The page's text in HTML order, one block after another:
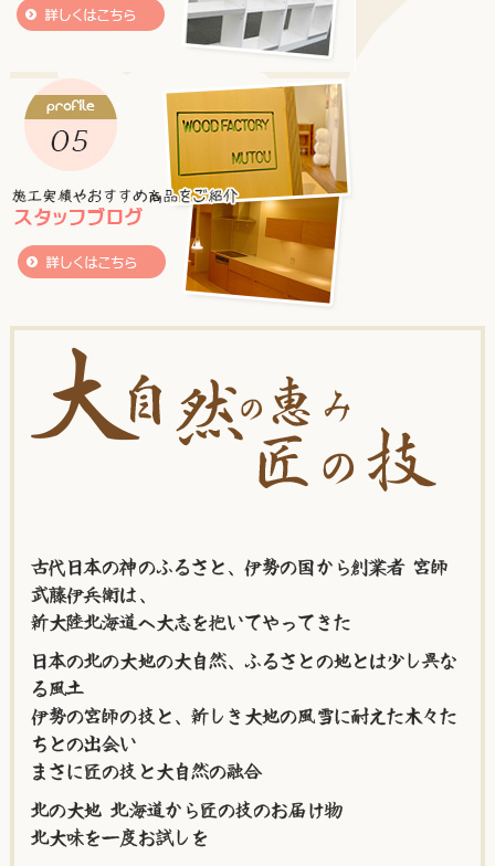
古代日本の神のふるさと、伊勢の国から創業者 宮師
武藤伊兵衛は、
新大陸北海道へ大志を抱いてやってきた
日本の北の大地の大自然、ふるさとの地とは少し異な
る風土
伊勢の宮師の技と、新しき大地の風雪に耐えた木々た
ちとの出会い
まさに匠の技と大自然の融合
北の大地 北海道から匠の技のお届け物
北大味を一度お試しを